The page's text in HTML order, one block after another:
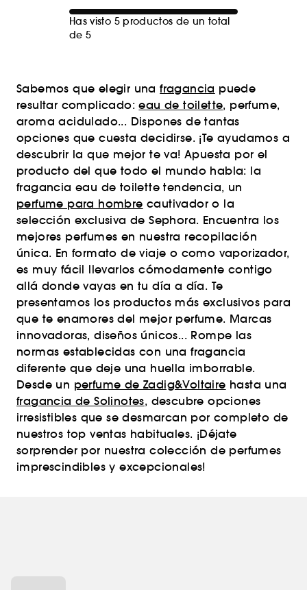
Has visto 5 productos de un total
de 5
Sabemos que elegir unafragancia puede
resultar complicado:eau de toilette, perfume,
aroma acidulado... Dispones de tantas
opciones que cuesta decidirse. ¡Te ayudamos a
descubrir la que mejor te va! Apuesta por el
producto del que todo el mundo habla: la
fragancia eau de toilette tendencia, un
perfume para hombre cautivador o la
selección exclusiva de Sephora. Encuentra los
mejores perfumes en nuestra recopilación
única. En formato de viaje o como vaporizador,
es muy fácil llevarlos cómodamente contigo
allá donde vayas en tu día a día. Te
presentamos los productos más exclusivos para
que te enamores del mejor perfume. Marcas
innovadoras, diseños únicos... Rompe las
normas establecidas con una fragancia
diferente que deje una huella imborrable.
Desde un perfume de Zadig&Voltaire hasta una
fragancia de Solinotes, descubre opciones
irresistibles que se desmarcan por completo de
nuestros top ventas habituales. ¡Déjate
sorprender por nuestra colección de perfumes
imprescindibles y excepcionales!